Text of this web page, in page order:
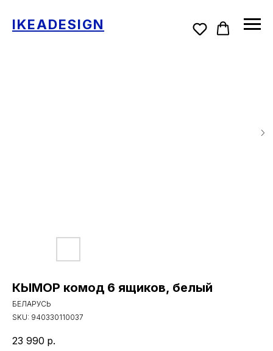
IKEADESIGN
КЫМОР комод 6 ящиков, белый
БЕЛАРУСЬ
SKU: 940330110037
23 990 р.